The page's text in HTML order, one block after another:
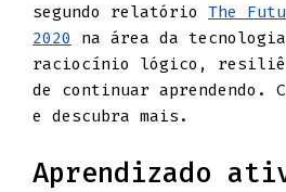
segundo relatório The
2020
na área da
raciocínio lógico,
de continuar aprendendo.
e descubra mais.
Aprendizado